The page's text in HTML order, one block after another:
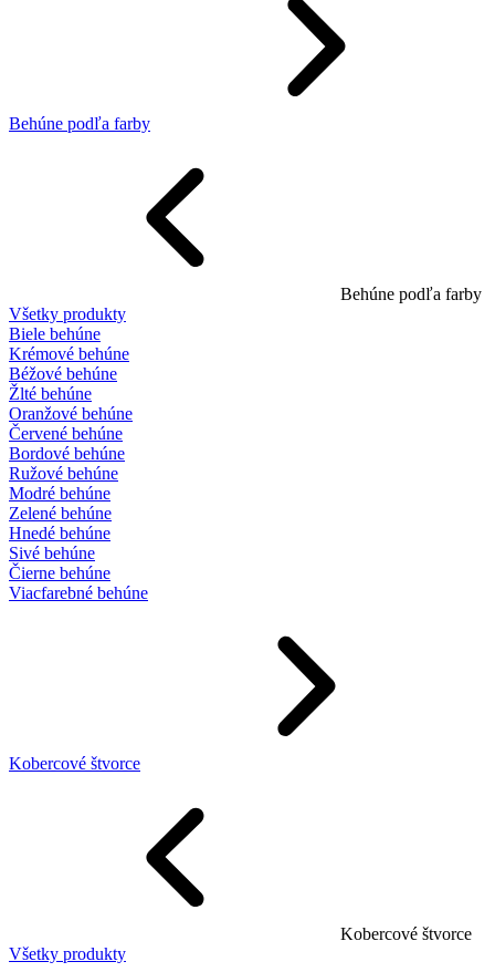
Behúne podľa farby
Behúne podľa farby
Všetky produkty
Biele behúne
Krémové behúne
Béžové behúne
Žlté behúne
Oranžové behúne
Červené behúne
Bordové behúne
Ružové behúne
Modré behúne
Zelené behúne
Hnedé behúne
Sivé behúne
Čierne behúne
Viacfarebné behúne
Kobercové štvorce
Kobercové štvorce
Všetky produkty